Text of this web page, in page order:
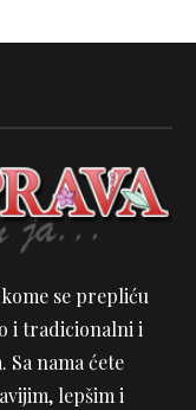
se prepliću
i tradicionalni i
nama ćete
lepšim i